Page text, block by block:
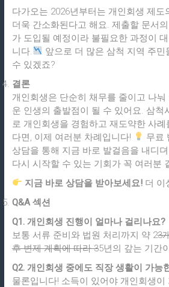
다가오는 2026년부터는 개인회생 제도
더욱 간소화된다고 해요. 제출할 문서
가 도입될 예정이라 불필요한 과정이
니다.
앞으로 더 많은 삼척 지역 주
수 있겠죠?
결론
개인회생은 단순히 채무를 줄이고 나눠
운 인생의 출발점이 될 수 있어요. 삼척
로 개인회생을 경험하고 재도약한 사
다면, 이제 여러분 차례입니다!
무료
상담을 통해 지금 바로 발걸음을 내디
다시 시작할 수 있는 기회가 꼭 여러분
지금 바로 상담을 받아보세요!더 이
Q&A 섹션
Q1. 개인회생 진행이 얼마나 걸리나요?
보통 서류 준비와 법원 처리까지 약 23
후 변제 계획에 따라 35년의 갚는 기간
Q2. 개인회생 중에도 직장 생활이 가능
물론입니다! 소득이 있어야 개인회생이